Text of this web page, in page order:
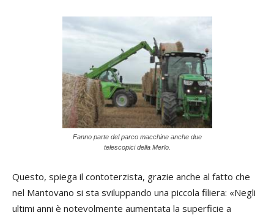
Fanno parte del parco macchine anche due
telescopici della Merlo.
Questo, spiega il contoterzista, grazie anche al fatto che
nel Mantovano si sta sviluppando una piccola filiera: «Negli
ultimi anni è notevolmente aumentata la superficie a